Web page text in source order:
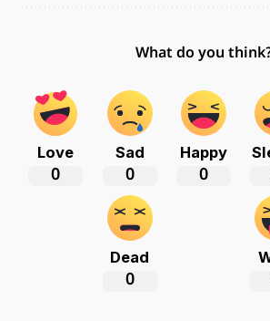
What do you
Love
0
Sad
0
Happy
0
Dead
0